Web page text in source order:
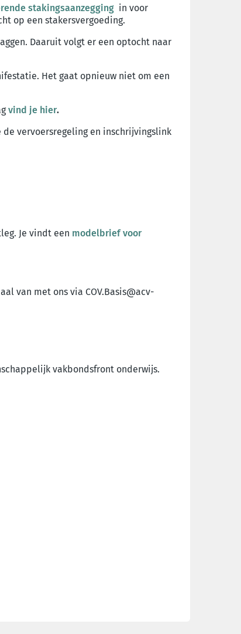
stakingsaanzegging in voor
op een stakersvergoeding.
Daaruit volgt er een optocht naar
Het gaat opnieuw niet om een
vind je hier.
vervoersregeling en inschrijvingslink
Je vindt een modelbrief voor
van met ons via COV.Basis@acv-
vakbondsfront onderwijs.